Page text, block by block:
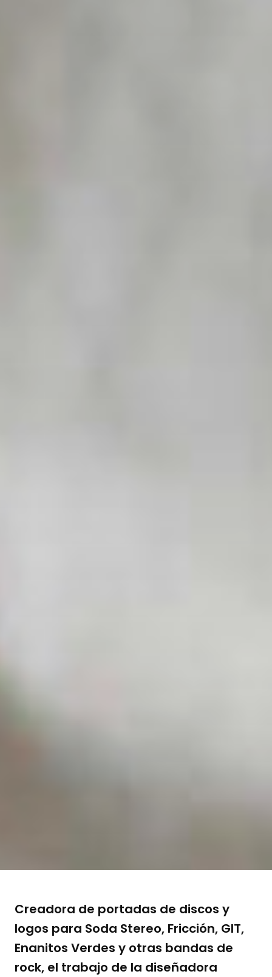
Creadora de portadas de discos y
logos para Soda Stereo, Fricción, GIT,
Enanitos Verdes y otras bandas de
rock, el trabajo de la diseñadora